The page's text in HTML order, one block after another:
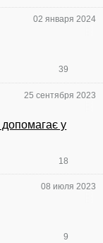
02 января 2024
39
25 сентября 2023
у
18
08 июля 2023
9